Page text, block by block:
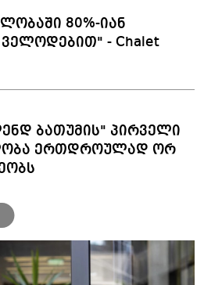
80%-იან
- Chalet
ბათუმის" პირველი
ერთდროულად ორ